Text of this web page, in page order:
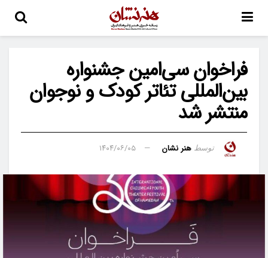
فراخوان سی‌امین جشنواره
بین‌المللی تئاتر کودک و نوجوان
منتشر شد
توسط هنر نشان ۱۴۰۴/۰۶/۰۵